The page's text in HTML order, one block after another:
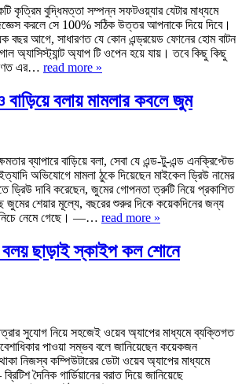
কৃত্রিম বুদ্ধিমত্তা সম্পন্ন সফটওয়্যার যেটার মাধ্যমে
করলে সে 100% সঠিক উত্তর আপনাকে দিয়ে দিবে।
বছর আগে, সাধারণত যে কোন এন্ড্রয়েড ফোনের হোম বাটন
অ্যাসিস্ট্যান্ট অ্যাপ টি ওপেন হয়ে যায়। তবে কিছু কিছু
এর… read more »
বলায় মামলার কবলে জুম
ব্যাপারে বাড়িয়ে বলা, সেবা যে এন্ড-টু-এন্ড এনক্রিপ্টেড
অভিযোগে মামলা ঠুকে দিয়েছেন মাইকেল ড্রিউ নামের
ড্রিউ দাবি করেছেন, জুমের গোপনতা ত্রুটি নিয়ে প্রকাশিত
জুমের শেয়ার মূল্যে, বছরের শুরুর দিকে কয়েকদিনের জন্য
নিচে নেমে গেছে। —… read more »
ছাড়াই স্কাইপ কল শোনে
সুযোগ নিয়ে সহজেই ওয়েব অ্যাপের মাধ্যমে ব্যক্তিগত
পাওয়া সম্ভব বলে জানিয়েছেন কয়েকজন
থাকা নিজস্ব কম্পিউটারের ডেটা ওয়েব অ্যাপের মাধ্যমে
দৈনিক গার্ডিয়ানের বরাত দিয়ে জানিয়েছে